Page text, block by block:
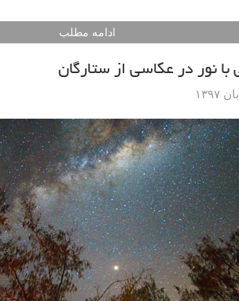
ادامه مطلب
نور در عکاسی از ستارگان